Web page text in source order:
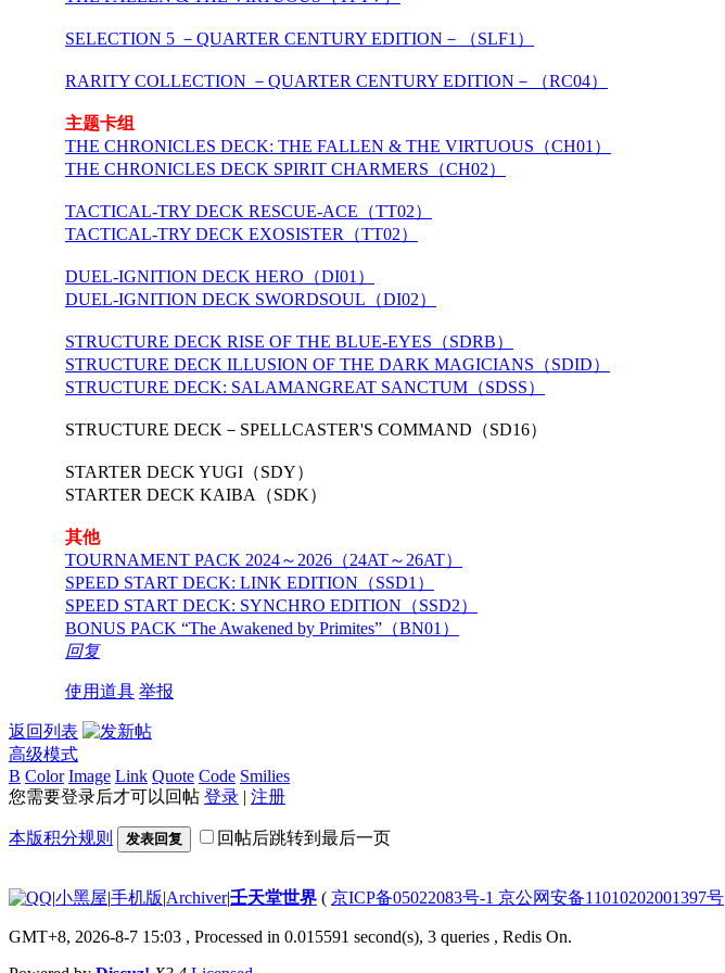
SELECTION 5 －QUARTER CENTURY EDITION－（SLF1）
RARITY COLLECTION －QUARTER CENTURY EDITION－（RC04）
主题卡组
THE CHRONICLES DECK: THE FALLEN & THE VIRTUOUS（CH01）
THE CHRONICLES DECK SPIRIT CHARMERS（CH02）
TACTICAL-TRY DECK RESCUE-ACE（TT02）
TACTICAL-TRY DECK EXOSISTER（TT02）
DUEL-IGNITION DECK HERO（DI01）
DUEL-IGNITION DECK SWORDSOUL（DI02）
STRUCTURE DECK RISE OF THE BLUE-EYES（SDRB）
STRUCTURE DECK ILLUSION OF THE DARK MAGICIANS（SDID）
STRUCTURE DECK: SALAMANGREAT SANCTUM（SDSS）
STRUCTURE DECK－SPELLCASTER'S COMMAND（SD16）
STARTER DECK YUGI（SDY）
STARTER DECK KAIBA（SDK）
其他
TOURNAMENT PACK 2024～2026（24AT～26AT）
SPEED START DECK: LINK EDITION（SSD1）
SPEED START DECK: SYNCHRO EDITION（SSD2）
BONUS PACK “The Awakened by Primites”（BN01）
回复
使用道具 举报
返回列表
高级模式
B Color Image Link Quote Code Smilies
您需要登录后才可以回帖 登录 | 注册
本版积分规则 发表回复 回帖后跳转到最后一页
|小黑屋|手机版|Archiver|壬天堂世界 ( 京ICP备05022083号-1 京公网安备11010202001397号
GMT+8, 2026-8-7 15:03 , Processed in 0.015591 second(s), 3 queries , Redis On.